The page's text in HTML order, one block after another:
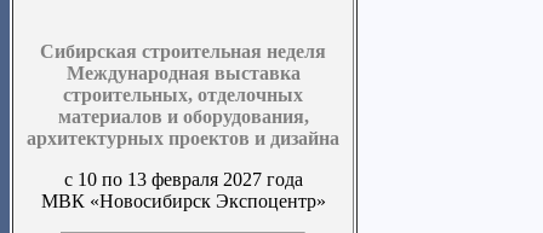
Сибирская строительная неделя
Международная выставка
строительных, отделочных
материалов и оборудования,
архитектурных проектов и дизайна
с 10 по 13 февраля 2027 года
МВК «Новосибирск Экспоцентр»